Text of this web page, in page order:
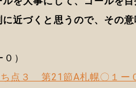
近づくと思うので、その
）
点３ 第21節A札幌〇１ー